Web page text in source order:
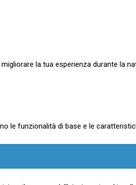
la tua esperienza durante la
le funzionalità di base e le